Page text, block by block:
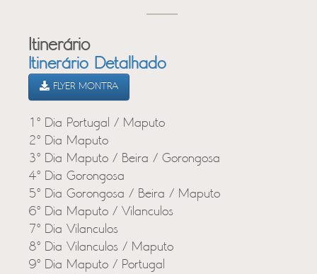
Itinerário
Itinerário Detalhado
FLYER MONTRA
1º Dia Portugal / Maputo
2º Dia Maputo
3º Dia Maputo / Beira / Gorongosa
4º Dia Gorongosa
5º Dia Gorongosa / Beira / Maputo
6º Dia Maputo / Vilanculos
7º Dia Vilanculos
8º Dia Vilanculos / Maputo
9º Dia Maputo / Portugal